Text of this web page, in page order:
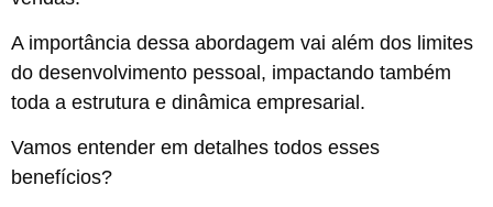
A importância dessa abordagem vai além dos limites
do desenvolvimento pessoal, impactando também
toda a estrutura e dinâmica empresarial.
Vamos entender em detalhes todos esses
benefícios?